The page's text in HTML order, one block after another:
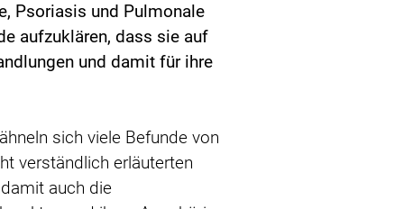
Psoriasis und Pulmonale
aufzuklären, dass sie auf
und damit für ihre
sich viele Befunde von
verständlich erläuterten
auch die